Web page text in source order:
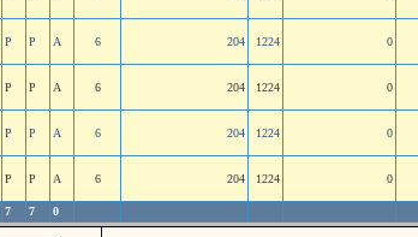
P P A 6 204 1224 0
P P A 6 204 1224 0
P P A 6 204 1224 0
P P A 6 204 1224 0
7 7 0